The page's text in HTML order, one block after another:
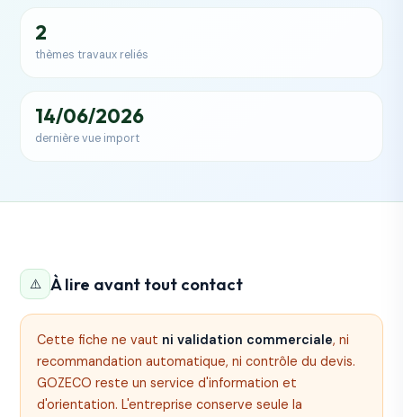
2
thèmes travaux reliés
14/06/2026
dernière vue import
⚠️ À lire avant tout contact
Cette fiche ne vaut ni validation commerciale, ni
recommandation automatique, ni contrôle du devis.
GOZECO reste un service d'information et
d'orientation. L'entreprise conserve seule la